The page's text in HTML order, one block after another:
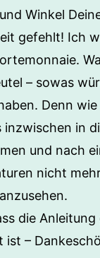
Winkel
gefehlt! Ich
– sowas
Denn
inzwischen in
und nach
nicht
die
ist –